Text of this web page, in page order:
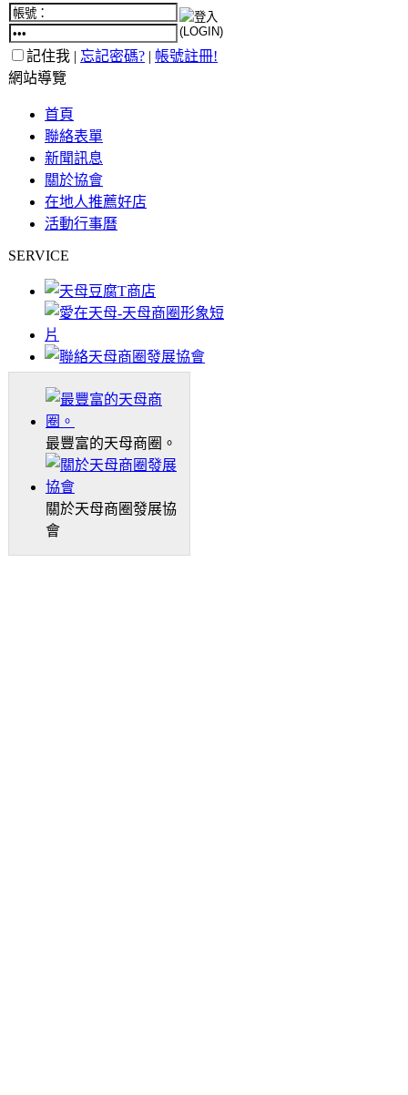
記住我 | 忘記密碼? | 帳號註冊!
網站導覽
首頁
聯絡表單
新聞訊息
關於協會
在地人推薦好店
活動行事曆
SERVICE
最豐富的天母商圈。
關於天母商圈發展協
會